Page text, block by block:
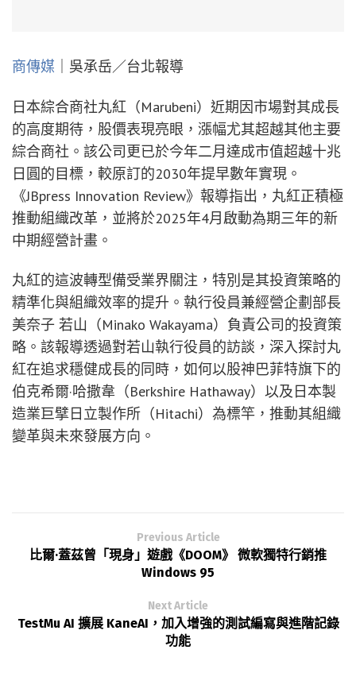
商傳媒 ｜吳承岳／台北報導
日本綜合商社丸紅（Marubeni）近期因市場對其成長
的高度期待，股價表現亮眼，漲幅尤其超越其他主要
綜合商社。該公司更已於今年二月達成市值超越十兆
日圓的目標，較原訂的2030年提早數年實現。
《JBpress Innovation Review》報導指出，丸紅正積極
推動組織改革，並將於2025年4月啟動為期三年的新
中期經營計畫。
丸紅的這波轉型備受業界關注，特別是其投資策略的
精準化與組織效率的提升。執行役員兼經營企劃部長
美奈子 若山（Minako Wakayama）負責公司的投資策
略。該報導透過對若山執行役員的訪談，深入探討丸
紅在追求穩健成長的同時，如何以股神巴菲特旗下的
伯克希爾·哈撒韋（Berkshire Hathaway）以及日本製
造業巨擘日立製作所（Hitachi）為標竿，推動其組織
變革與未來發展方向。
Previous Article
比爾·蓋茲曾「現身」遊戲《DOOM》 微軟獨特行銷推
Windows 95
Next Article
TestMu AI 擴展 KaneAI，加入增強的測試編寫與進階記錄
功能